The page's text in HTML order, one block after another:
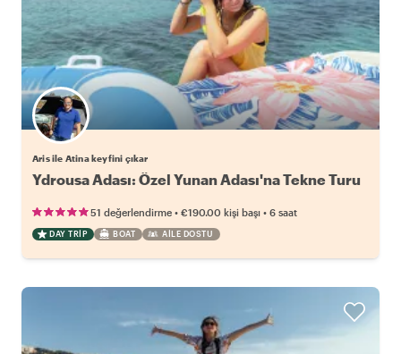
Aris ile Atina keyfini çıkar
Ydrousa Adası: Özel Yunan Adası'na Tekne Turu
51 değerlendirme • €190.00 kişi başı • 6 saat
DAY TRIP BOAT AILE DOSTU